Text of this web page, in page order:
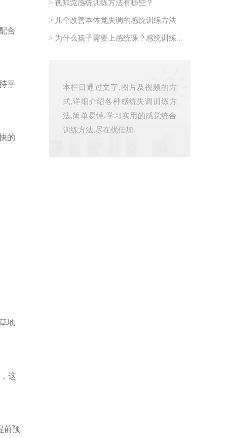
合
平
的
地
这
前预
> 视知觉感统训练方法有哪些？
> 几个改善本体觉失调的感统训练方法
> 为什么孩子需要上感统课？感统训练...
本栏目通过文字,图片及视频的方
式,详细介绍各种感统失调训练方
法,简单易懂.学习实用的感觉统合
训练方法,尽在优佳加.